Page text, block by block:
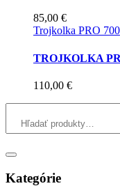
85,00 €
Trojkolka PRO 700
TROJKOLKA
110,00 €
Kategórie